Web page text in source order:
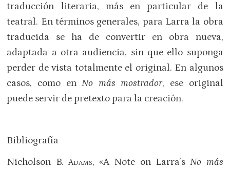
traducción literaria, más en particular de la
teatral. En términos generales, para Larra la obra
traducida se ha de convertir en obra nueva,
adaptada a otra audiencia, sin que ello suponga
perder de vista totalmente el original. En algunos
casos, como enNo más mostrador, ese original
puede servir de pretexto para la creación.
Bibliografía
Nicholson B. ADAMS, «A Note on Larra’sNo más